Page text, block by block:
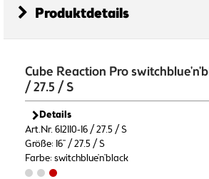
Produktdetails
Cube Reaction Pro
/ 27.5 / S
Details
Art.Nr. 612110-16 / 27.5 / S
Größe: 16" / 27.5 / S
Farbe: switchblue'n'black